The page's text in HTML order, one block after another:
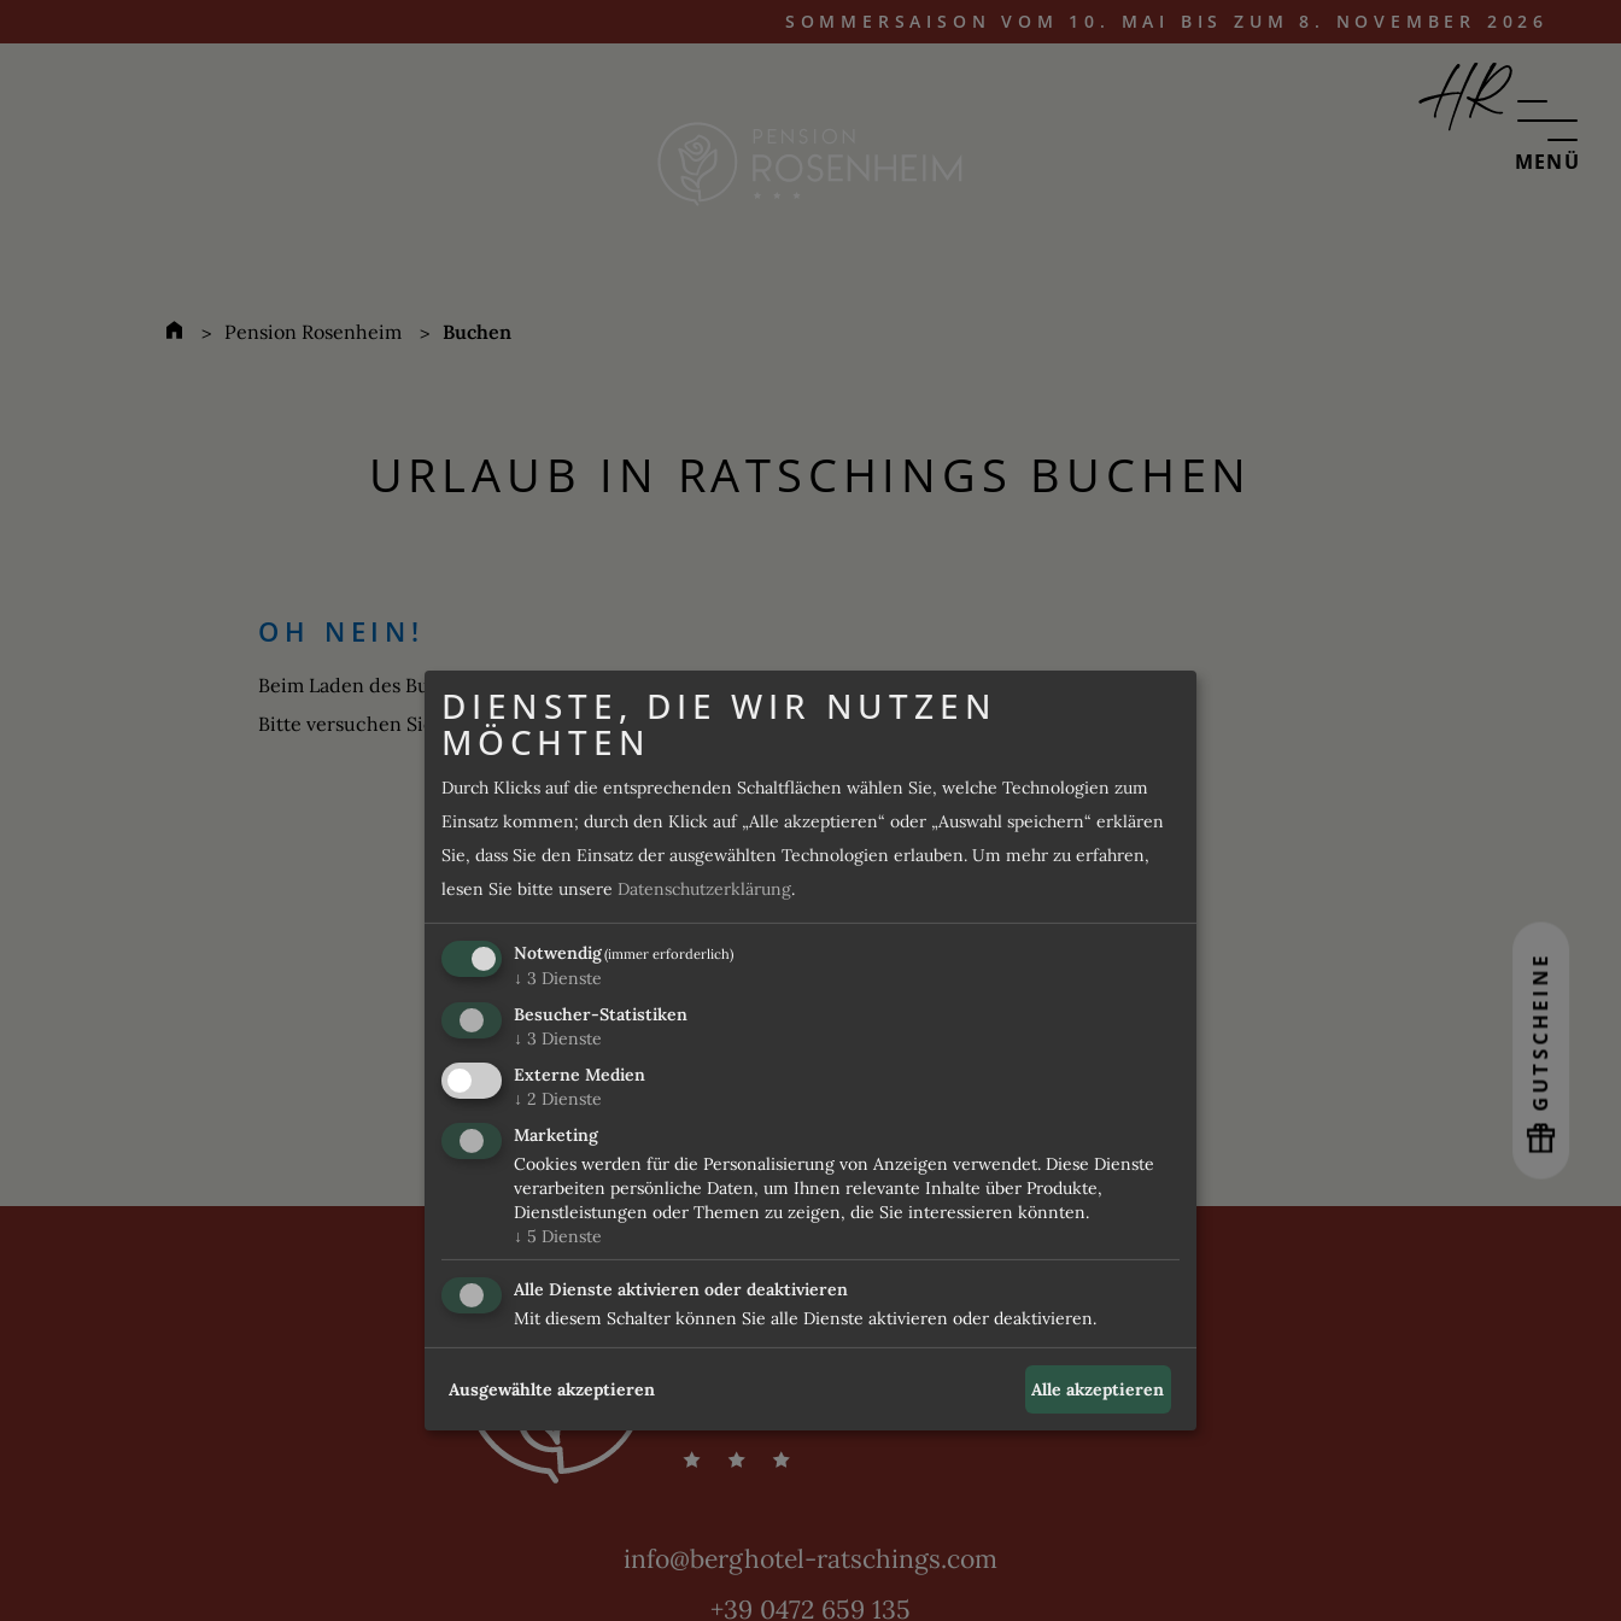
MENÜ
PENSION ROSENHEIM
ZIMMER & PREISE
DAS PLUS IN DEN 4-STERNE-HOTELS
INKLUSIVLEISTUNGEN UND FAQS
ANFRAGEN
SOMMERSAISON VOM 10. MAI BIS ZUM 8. NOVEMBER 2026
GUTSCHEINE
Pension Rosenheim Buchen
URLAUB IN RATSCHINGS BUCHEN
OH NEIN!
Beim Laden des Buchungs-Widgets ist ein unerwarteter Fehler aufgetreten.
Bitte versuchen Sie es später erneut.
DIE RICHTIGE WAHL
Lassen Sie sich überzeugen
100 %
info@berghotel-ratschings.com
+39 0472 659 135
DIENSTE, DIE WIR NUTZEN
MÖCHTEN
Durch Klicks auf die entsprechenden Schaltflächen wählen Sie, welche Technologien zum
Einsatz kommen; durch den Klick auf „Alle akzeptieren“ oder „Auswahl speichern“ erklären
Sie, dass Sie den Einsatz der ausgewählten Technologien erlauben. Um mehr zu erfahren,
lesen Sie bitte unsere Datenschutzerklärung.
Notwendig(immer erforderlich)
↓ 3 Dienste
Besucher-Statistiken
↓ 3 Dienste
Externe Medien
↓ 2 Dienste
Marketing
Cookies werden für die Personalisierung von Anzeigen verwendet. Diese Dienste
verarbeiten persönliche Daten, um Ihnen relevante Inhalte über Produkte,
Dienstleistungen oder Themen zu zeigen, die Sie interessieren könnten.
↓ 5 Dienste
Alle Dienste aktivieren oder deaktivieren
Mit diesem Schalter können Sie alle Dienste aktivieren oder deaktivieren.
Ausgewählte akzeptieren Alle akzeptieren